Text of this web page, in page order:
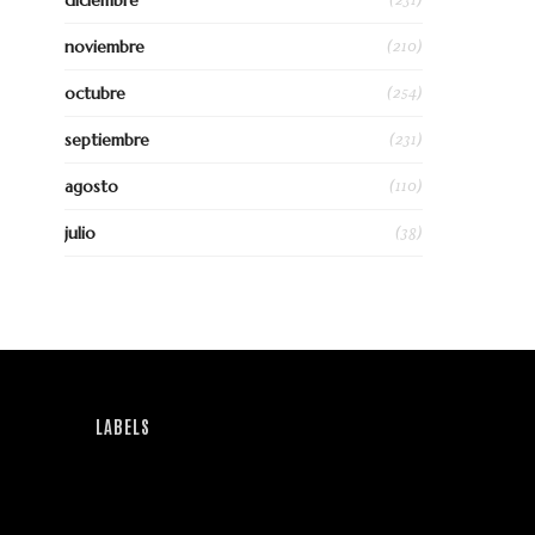
noviembre (210)
octubre (254)
septiembre (231)
agosto (110)
julio (38)
LABELS